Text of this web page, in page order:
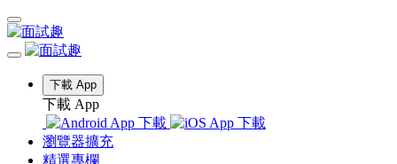
下載 App
下載 App
瀏覽器擴充
精選專欄